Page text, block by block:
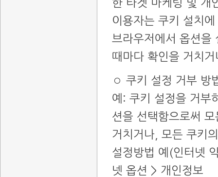
한 타겟 마케팅 및 개
이용자는 쿠키 설치
브라우저에서 옵션을
때마다 확인을 거치
◦ 쿠키 설정 거부 방
예: 쿠키 설정을 거부
션을 선택함으로써
거치거나, 모든 쿠키
설정방법 예(인터넷
넷 옵션 > 개인정보